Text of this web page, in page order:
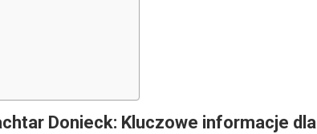
Donieck: Kluczowe informacje dla